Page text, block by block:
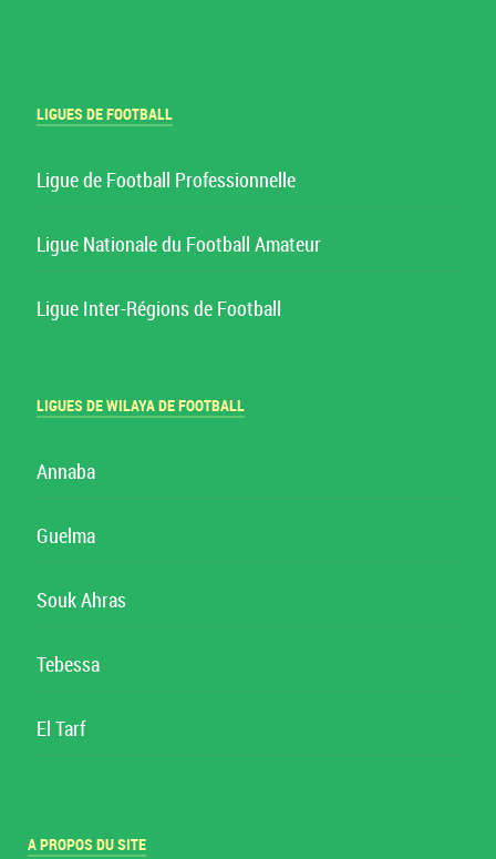
LIGUES DE FOOTBALL
Ligue de Football Professionnelle
Ligue Nationale du Football Amateur
Ligue Inter-Régions de Football
LIGUES DE WILAYA DE FOOTBALL
Annaba
Guelma
Souk Ahras
Tebessa
El Tarf
A PROPOS DU SITE